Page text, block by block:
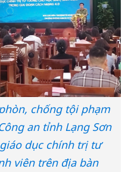
chống tội phạm
an tỉnh Lạng Sơn
dục chính trị tư
viên trên địa bàn